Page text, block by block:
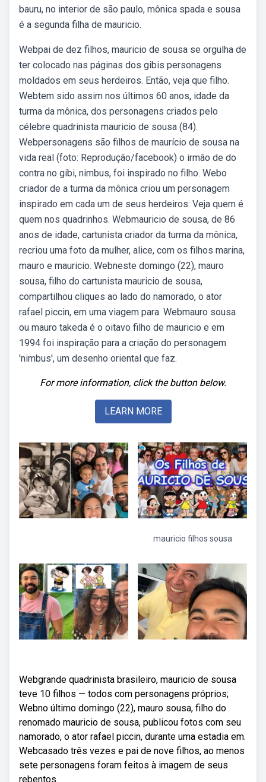
bauru, no interior de são paulo, mônica spada e sousa
é a segunda filha de mauricio.
Webpai de dez filhos, mauricio de sousa se orgulha de
ter colocado nas páginas dos gibis personagens
moldados em seus herdeiros. Então, veja que filho.
Webtem sido assim nos últimos 60 anos, idade da
turma da mônica, dos personagens criados pelo
célebre quadrinista mauricio de sousa (84).
Webpersonagens são filhos de maurício de sousa na
vida real (foto: Reprodução/facebook) o irmão de do
contra no gibi, nimbus, foi inspirado no filho. Webo
criador de a turma da mônica criou um personagem
inspirado em cada um de seus herdeiros: Veja quem é
quem nos quadrinhos. Webmauricio de sousa, de 86
anos de idade, cartunista criador da turma da mônica,
recriou uma foto da mulher, alice, com os filhos marina,
mauro e mauricio. Webneste domingo (22), mauro
sousa, filho do cartunista mauricio de sousa,
compartilhou cliques ao lado do namorado, o ator
rafael piccin, em uma viagem para. Webmauro sousa
ou mauro takeda é o oitavo filho de mauricio e em
1994 foi inspiração para a criação do personagem
'nimbus', um desenho oriental que faz.
For more information, click the button below.
LEARN MORE
mauricio filhos sousa
Webgrande quadrinista brasileiro, mauricio de sousa
teve 10 filhos — todos com personagens próprios;
Webno último domingo (22), mauro sousa, filho do
renomado mauricio de sousa, publicou fotos com seu
namorado, o ator rafael piccin, durante uma estadia em.
Webcasado três vezes e pai de nove filhos, ao menos
sete personagens foram feitos à imagem de seus
rebentos.